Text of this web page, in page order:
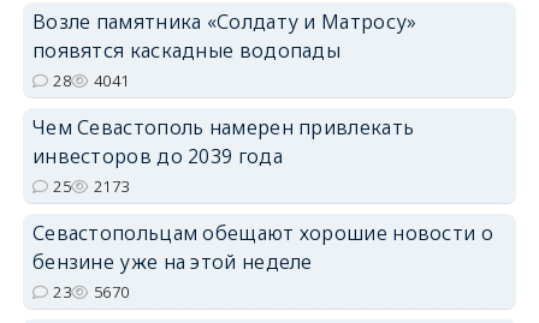
Возле памятника «Солдату и Матросу»
появятся каскадные водопады
28 4041
Чем Севастополь намерен привлекать
инвесторов до 2039 года
25 2173
Севастопольцам обещают хорошие новости о
бензине уже на этой неделе
23 5670